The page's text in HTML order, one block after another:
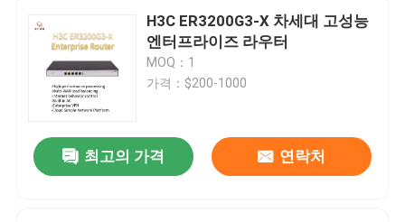
H3C ER3200G3-X 차세대 고성능
엔터프라이즈 라우터
MOQ：1
가격：$200-1000
최고의 가격 연락처